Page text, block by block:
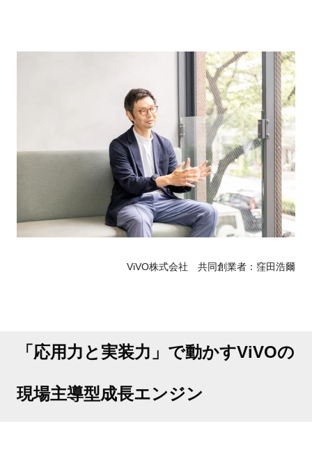
ViVO株式会社 共同創業者：窪田浩爾
「応用力と実装力」で動かすViVOの
現場主導型成長エンジン